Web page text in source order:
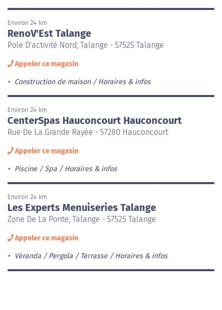
Environ 24 km
RenoV'Est Talange
Pole D'activité Nord, Talange - 57525 Talange
Appeler ce magasin
Construction de maison Horaires & infos
Environ 24 km
CenterSpas Hauconcourt Hauconcourt
Rue De La Grande Rayée - 57280 Hauconcourt
Appeler ce magasin
Piscine / Spa Horaires & infos
Environ 24 km
Les Experts Menuiseries Talange
Zone De La Ponte, Talange - 57525 Talange
Appeler ce magasin
Véranda / Pergola / Terrasse Horaires & infos